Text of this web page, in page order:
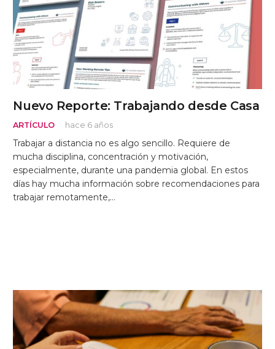
Nuevo Reporte: Trabajando desde Casa
ARTÍCULO hace 6 años
Trabajar a distancia no es algo sencillo. Requiere de
mucha disciplina, concentración y motivación,
especialmente, durante una pandemia global. En estos
días hay mucha información sobre recomendaciones para
trabajar remotamente,…